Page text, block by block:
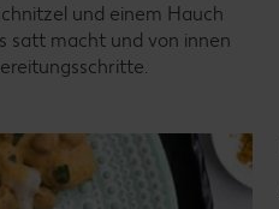
und einem Hauch
satt macht und von innen